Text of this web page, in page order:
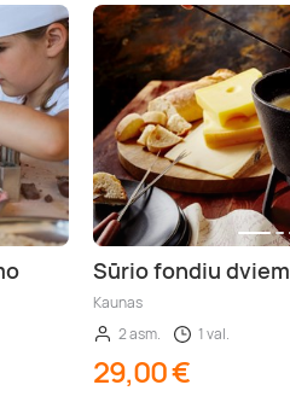
Sūrio fondiu dviem
Kaunas
2 asm.
1 val.
29,00 €